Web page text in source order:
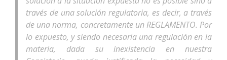
través de una solución regulatoria, es decir, a través
de una norma, concretamente un REGLAMENTO. Por
lo expuesto, y siendo necesaria una regulación en la
materia, dada su inexistencia en nuestra